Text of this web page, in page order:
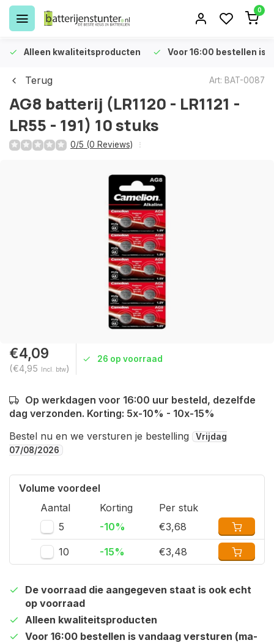
0
Alleen kwaliteitsproducten Voor 16:00 bestellen is
Terug Art: BAT-0087
AG8 batterij (LR1120 - LR1121 -
LR55 - 191) 10 stuks
0/5 (0 Reviews)
€4,09
(€4,95 Incl. btw)
26 op voorraad
Op werkdagen voor 16:00 uur besteld, dezelfde
dag verzonden. Korting: 5x-10% - 10x-15%
Bestel nu en we versturen je bestelling
Vrijdag
07/08/2026
Volume voordeel
Aantal
Korting
Per stuk
5
-10% €3,68
10 -15% €3,48
De voorraad die aangegeven staat is ook echt
op voorraad
Alleen kwaliteitsproducten
Voor 16:00 bestellen is vandaag versturen (ma-